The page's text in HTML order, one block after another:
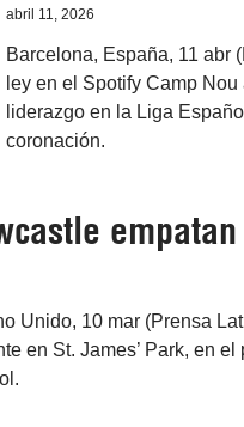
abril 11, 2026
Barcelona, España, 11 abr
ley en el Spotify Camp
liderazgo en la Liga
coronación.
Unido, 10 mar (Prensa
en St. James’ Park, en